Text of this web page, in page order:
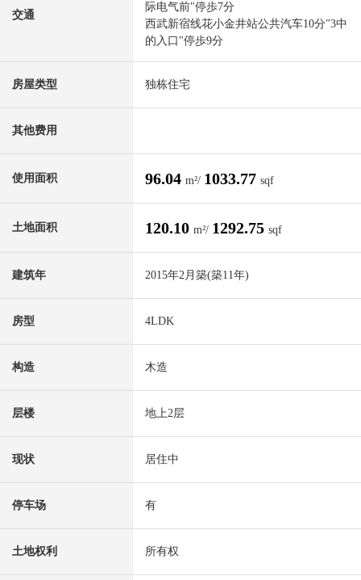
交通
际电气前"停歩7分
西武新宿线花小金井站公共汽车10分"3中
的入口"停歩9分
房屋类型 独栋住宅
其他费用
使用面积 96.04 m²/ 1033.77 sqf
土地面积 120.10 m²/ 1292.75 sqf
建筑年 2015年2月築(築11年)
房型 4LDK
构造 木造
层楼 地上2层
现状 居住中
停车场 有
土地权利 所有权